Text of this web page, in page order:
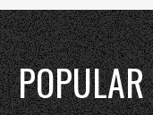
POPULAR